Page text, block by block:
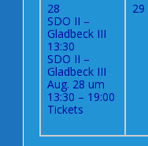
28
SDO II –
Gladbeck III
13:30
SDO II –
Gladbeck III
Aug. 28 um
13:30 – 19:00
Tickets
29